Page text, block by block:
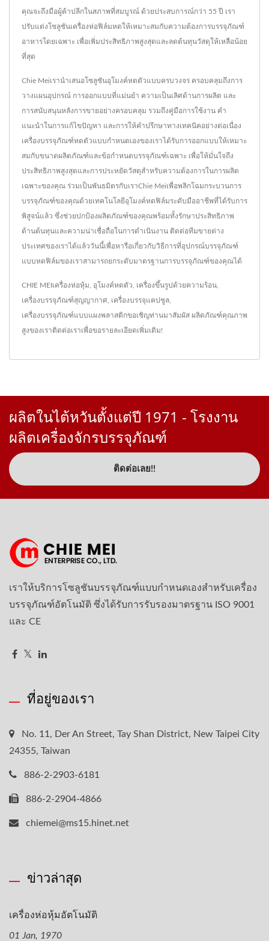
คุณจะถึงมือผู้ค้าปลีกในสภาพที่สมบูรณ์ ด้วยประสบการณ์กว่า 55 ปี เรา
ปรับแต่งโซลูชันเครื่องห่อฟิล์มหดให้เหมาะสมกับความต้องการบรรจุภัณฑ์
อาหารโดยเฉพาะ เพื่อเพิ่มประสิทธิภาพสูงสุดและลดต้นทุนวัสดุให้เหลือน้อย
ที่สุด
Chie Meiเรานำเสนอโซลูชันอุโมงค์หดตัวแบบครบวงจร ครอบคลุมถึงการ
วางแผนอุปกรณ์ การออกแบบที่แม่นยำ ความเป็นเลิศด้านการผลิต และ
การสนับสนุนหลังการขายอย่างครอบคลุม รวมถึงคู่มือการใช้งาน คำ
แนะนำในการแก้ไขปัญหา และการให้คำปรึกษาทางเทคนิคอย่างต่อเนื่อง
เครื่องบรรจุภัณฑ์หดตัวแบบกำหนดเองของเราได้รับการออกแบบให้เหมาะ
สมกับขนาดผลิตภัณฑ์และข้อกำหนดบรรจุภัณฑ์เฉพาะ เพื่อให้มั่นใจถึง
ประสิทธิภาพสูงสุดและการประหยัดวัสดุสำหรับความต้องการในการผลิต
เฉพาะของคุณ ร่วมเป็นพันธมิตรกับเราChie Meiเพื่อพลิกโฉมกระบวนการ
บรรจุภัณฑ์ของคุณด้วยเทคโนโลยีอุโมงค์หดฟิล์มระดับมืออาชีพที่ได้รับการ
พิสูจน์แล้ว ซึ่งช่วยปกป้องผลิตภัณฑ์ของคุณพร้อมทั้งรักษาประสิทธิภาพ
ด้านต้นทุนและความน่าเชื่อถือในการดำเนินงาน ติดต่อทีมขายต่าง
ประเทศของเราได้แล้ววันนี้เพื่อหารือเกี่ยวกับวิธีการที่อุปกรณ์บรรจุภัณฑ์
แบบหดฟิล์มของเราสามารถยกระดับมาตรฐานการบรรจุภัณฑ์ของคุณได้
CHIE MEIเครื่องห่อหุ้ม อุโมงค์หดตัว เครื่องขึ้นรูปด้วยความร้อน
เครื่องบรรจุภัณฑ์สุญญากาศ เครื่องบรรจุแคปซูล
เครื่องบรรจุภัณฑ์แบบแผงพลาสติกขอเชิญท่านมาสัมผัส ผลิตภัณฑ์คุณภาพ
สูงของเราติดต่อเราเพื่อขอรายละเอียดเพิ่มเติม!
ผลิตในไต้หวันตั้งแต่ปี 1971 - โรงงาน
ผลิตเครื่องจักรบรรจุภัณฑ์
ติดต่อเลย!!
เราให้บริการโซลูชันบรรจุภัณฑ์แบบกำหนดเองสำหรับเครื่อง
บรรจุภัณฑ์อัตโนมัติ ซึ่งได้รับการรับรองมาตรฐาน ISO 9001
และ CE
ที่อยู่ของเรา
No. 11, Der An Street, Tay Shan District, New Taipei City
24355, Taiwan
886-2-2903-6181
886-2-2904-4866
chiemei@ms15.hinet.net
ข่าวล่าสุด
เครื่องห่อหุ้มอัตโนมัติ
01 Jan, 1970